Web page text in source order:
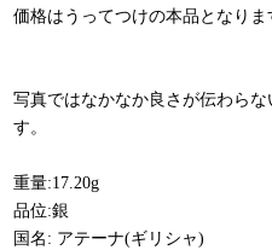
価格はうってつけの本品となりま
写真ではなかなか良さが伝わら
す。
重量:17.20g
品位:銀
国名: アテーナ(ギリシャ)